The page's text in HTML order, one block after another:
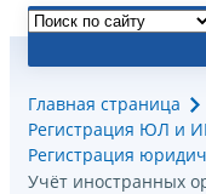
Главная страница
Регистрация ЮЛ и
Регистрация
Учёт иностранных